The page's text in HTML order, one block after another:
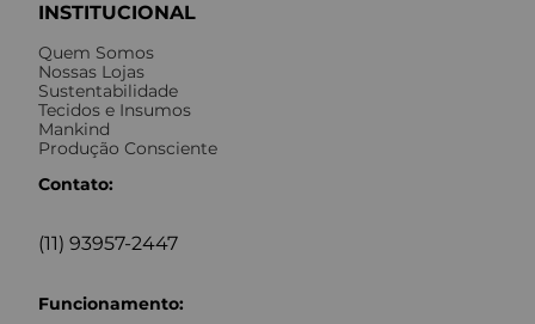
INSTITUCIONAL
Quem Somos
Nossas Lojas
Sustentabilidade
Tecidos e Insumos
Mankind
Produção Consciente
Contato:
(11) 93957-2447
Funcionamento: